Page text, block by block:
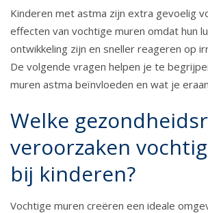
Kinderen met astma zijn extra gevoelig
effecten van vochtige muren omdat hun
ontwikkeling zijn en sneller reageren op
De volgende vragen helpen je te
muren astma beïnvloeden en wat je
Welke
veroorzaken
bij kinderen?
Vochtige muren creëren een ideale